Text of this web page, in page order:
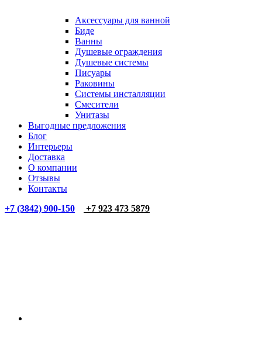
Аксессуары для ванной
Биде
Ванны
Душевые ограждения
Душевые системы
Писуары
Раковины
Системы инсталляции
Смесители
Унитазы
Выгодные предложения
Блог
Интерьеры
Доставка
О компании
Отзывы
Контакты
+7 (3842) 900-150
+7 923 473 5879